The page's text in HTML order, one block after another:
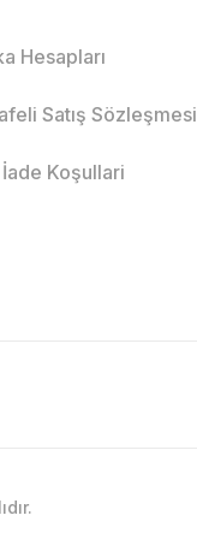
Hesapları
Satış Sözleşmesi
Koşullari